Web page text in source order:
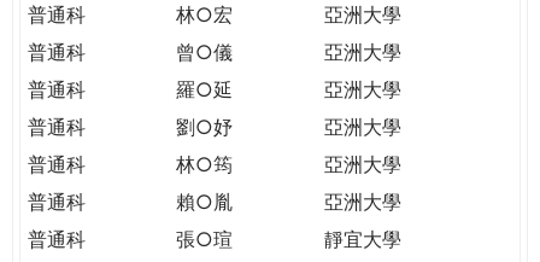
普通科
林○宏
亞洲大學
普通科
曾○儀
亞洲大學
普通科
羅○延
亞洲大學
普通科
劉○妤
亞洲大學
普通科
林○筠
亞洲大學
普通科
賴○胤
亞洲大學
普通科
張○瑄
靜宜大學